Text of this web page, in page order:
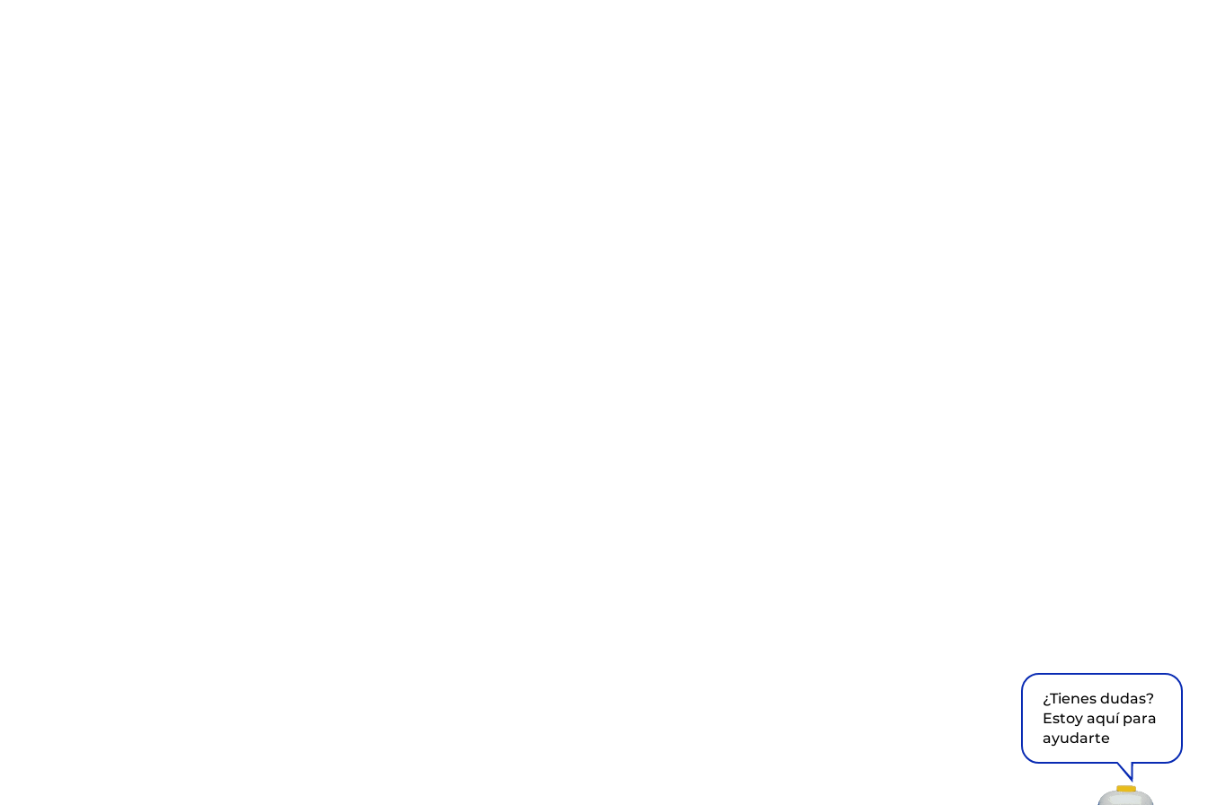
¿Tienes dudas?
Estoy aquí para
ayudarte